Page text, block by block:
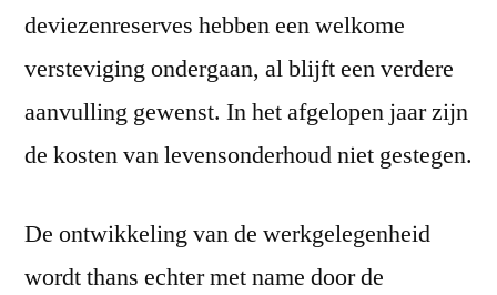
deviezenreserves hebben een welkome
versteviging ondergaan, al blijft een verdere
aanvulling gewenst. In het afgelopen jaar zijn
de kosten van levensonderhoud niet gestegen.
De ontwikkeling van de werkgelegenheid
wordt thans echter met name door de